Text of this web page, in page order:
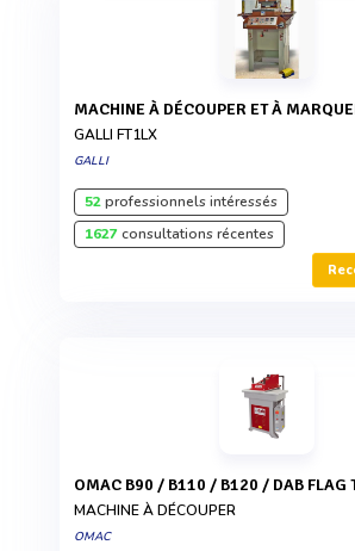
MACHINE À DÉCOUPER ET À
GALLI FT1LX
GALLI
52professionnels intéressés
1627consultations récentes
OMAC B90 / B110 / B120 / DAB FLAG
MACHINE À DÉCOUPER
OMAC